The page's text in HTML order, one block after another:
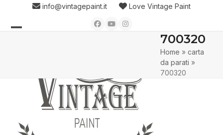
content
info@vintagepaint.it Love Vintage Paint
Facebook
YouTubeInstagram
700320
Home »carta
da parati »
700320